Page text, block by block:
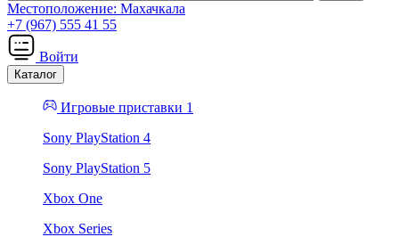
Местоположение: Махачкала
+7 (967) 555 41 55
Войти
Каталог
Игровые приставки 1
Sony PlayStation 4
Sony PlayStation 5
Xbox One
Xbox Series